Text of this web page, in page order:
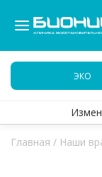
ЭКО
Главная / Наши